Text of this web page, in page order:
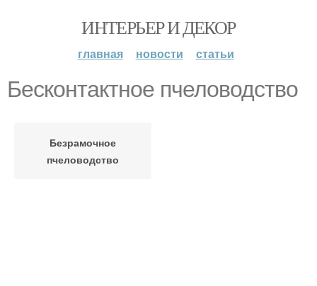
ИНТЕРЬЕР И ДЕКОР
главная новости статьи
Бесконтактное пчеловодство
Безрамочное
пчеловодство